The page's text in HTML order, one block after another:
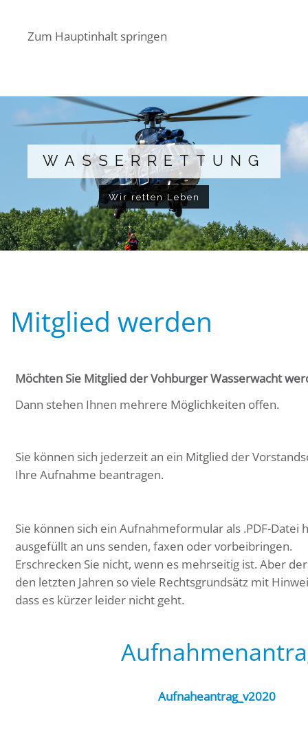
Zum Hauptinhalt springen
WASSERRETTUNG
Wir retten Leben
Mitglied werden
Möchten Sie Mitglied der Vohburger Wasserwacht
Dann stehen Ihnen mehrere Möglichkeiten offen.
Sie können sich jederzeit an ein Mitglied der
Ihre Aufnahme beantragen.
Sie können sich ein Aufnahmeformular als .PDF-Datei
ausgefüllt an uns senden, faxen oder vorbeibringen.
Erschrecken Sie nicht, wenn es mehrseitig ist. Aber
den letzten Jahren so viele Rechtsgrundsätz mit
dass es kürzer leider nicht geht.
Aufnaheantrag_v2020